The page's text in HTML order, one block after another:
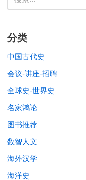
分类
中国古代史
会议-讲座-招聘
全球史-世界史
名家鸿论
图书推荐
数智人文
海外汉学
海洋史